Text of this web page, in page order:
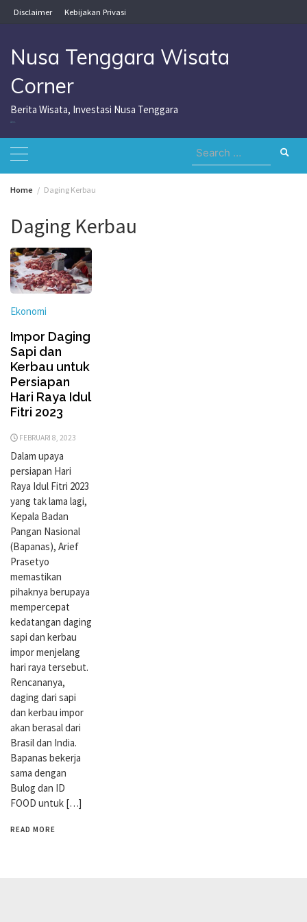
Skip
to
Disclaimer Kebijakan Privasi
Nusa Tenggara Wisata
Corner
Berita Wisata, Investasi Nusa Tenggara
Search
for:
Home Daging Kerbau
Daging Kerbau
Ekonomi
Impor Daging
Sapi dan
Kerbau untuk
Persiapan
Hari Raya Idul
Fitri 2023
FEBRUARI 8, 2023
Dalam upaya
persiapan Hari
Raya Idul Fitri 2023
yang tak lama lagi,
Kepala Badan
Pangan Nasional
(Bapanas), Arief
Prasetyo
memastikan
pihaknya berupaya
mempercepat
kedatangan daging
sapi dan kerbau
impor menjelang
hari raya tersebut.
Rencananya,
daging dari sapi
dan kerbau impor
akan berasal dari
Brasil dan India.
Bapanas bekerja
sama dengan
Bulog dan ID
FOOD untuk […]
READ MORE